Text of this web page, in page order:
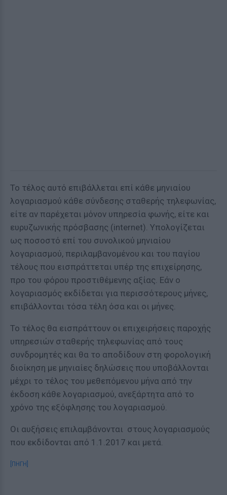
Το τέλος αυτό επιβάλλεται επί κάθε μηνιαίου
λογαριασμού κάθε σύνδεσης σταθερής τηλεφωνίας,
είτε αν παρέχεται μόνον υπηρεσία φωνής, είτε και
ευρυζωνικής πρόσβασης (internet). Υπολογίζεται
ως ποσοστό επί του συνολικού μηνιαίου
λογαριασμού, περιλαμβανομένου και του παγίου
τέλους που εισπράττεται υπέρ της επιχείρησης,
προ του φόρου προστιθέμενης αξίας. Εάν ο
λογαριασμός εκδίδεται για περισσότερους μήνες,
επιβάλλονται τόσα τέλη όσα και οι μήνες.
Το τέλος θα εισπράττουν οι επιχειρήσεις παροχής
υπηρεσιών σταθερής τηλεφωνίας από τους
συνδρομητές και θα το αποδίδουν στη φορολογική
διοίκηση με μηνιαίες δηλώσεις που υποβάλλονται
μέχρι το τέλος του μεθεπόμενου μήνα από την
έκδοση κάθε λογαριασμού, ανεξάρτητα από το
χρόνο της εξόφλησης του λογαριασμού.
Οι αυξήσεις επιλαμβάνονται στους λογαριασμούς
που εκδίδονται από 1.1.2017 και μετά.
[ΠΗΓΗ]